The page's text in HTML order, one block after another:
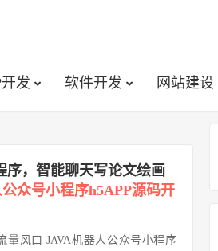
发 软件开发 网站建设
序，智能聊天写论文绘画
众号小程序h5APP源码开
量风口 JAVA机器人公众号小程序